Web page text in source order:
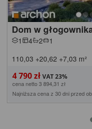
Dom w
1 4 2
1
110,03 +20,62 +7,03 m²
4 790 zł
cena netto 3 894,31 zł
Najniższa cena z 30 dni przed